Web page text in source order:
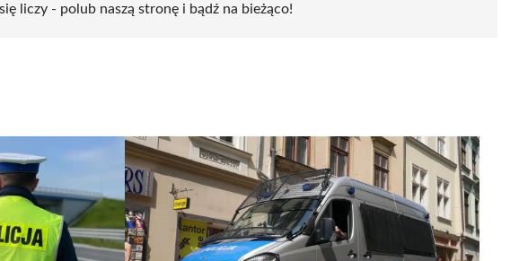
liczy - polub naszą stronę i bądź na bieżąco!